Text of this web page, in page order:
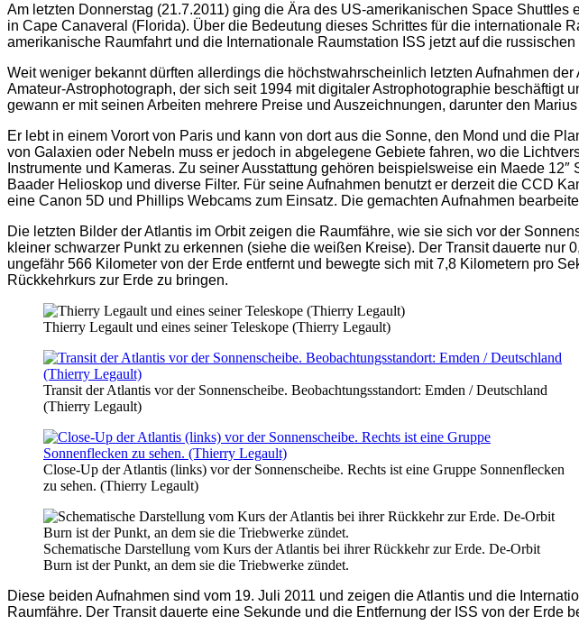
Am letzten Donnerstag (21.7.2011) ging die Ära des US-amerikanischen Space
in Cape Canaveral (Florida). Über die Bedeutung dieses Schrittes für die internationale
amerikanische Raumfahrt und die Internationale Raumstation ISS jetzt auf die
Weit weniger bekannt dürften allerdings die höchstwahrscheinlich letzten Aufnahmen
Amateur-Astrophotograph, der sich seit 1994 mit digitaler Astrophotographie
gewann er mit seinen Arbeiten mehrere Preise und Auszeichnungen, darunter den
Er lebt in einem Vorort von Paris und kann von dort aus die Sonne, den Mond und die
von Galaxien oder Nebeln muss er jedoch in abgelegene Gebiete fahren, wo die
Instrumente und Kameras. Zu seiner Ausstattung gehören beispielsweise ein Maede
Baader Helioskop und diverse Filter. Für seine Aufnahmen benutzt er derzeit die CCD
eine Canon 5D und Phillips Webcams zum Einsatz. Die gemachten Aufnahmen
Die letzten Bilder der Atlantis im Orbit zeigen die Raumfähre, wie sie sich vor der
kleiner schwarzer Punkt zu erkennen (siehe die weißen Kreise). Der Transit dauerte
ungefähr 566 Kilometer von der Erde entfernt und bewegte sich mit 7,8 Kilometern pro
Rückkehrkurs zur Erde zu bringen.
Thierry Legault und eines seiner Teleskope (Thierry Legault)
Transit der Atlantis vor der Sonnenscheibe. Beobachtungsstandort: Emden / Deutschland
(Thierry Legault)
Close-Up der Atlantis (links) vor der Sonnenscheibe. Rechts ist eine Gruppe Sonnenflecken
zu sehen. (Thierry Legault)
Schematische Darstellung vom Kurs der Atlantis bei ihrer Rückkehr zur Erde. De-Orbit
Burn ist der Punkt, an dem sie die Triebwerke zündet.
Diese beiden Aufnahmen sind vom 19. Juli 2011 und zeigen die Atlantis und die
Raumfähre. Der Transit dauerte eine Sekunde und die Entfernung der ISS von der Erde